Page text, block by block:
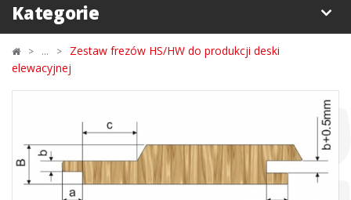
Kategorie
Zestaw frezów HS/HW do produkcji deski
elewacyjnej